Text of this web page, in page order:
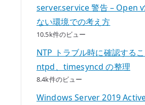
server.service 警告 – Open
ない環境での考え方
10.5k件のビュー
NTP トラブル時に確認する
ntpd、timesyncd の整理
8.4k件のビュー
Windows Server 2019